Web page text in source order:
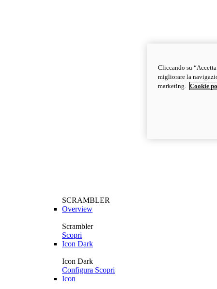
SCRAMBLER
Overview
Scrambler
Scopri
Icon Dark
Icon Dark
Configura Scopri
Icon
Cliccando su
migliorare la
marketing.
Cookie